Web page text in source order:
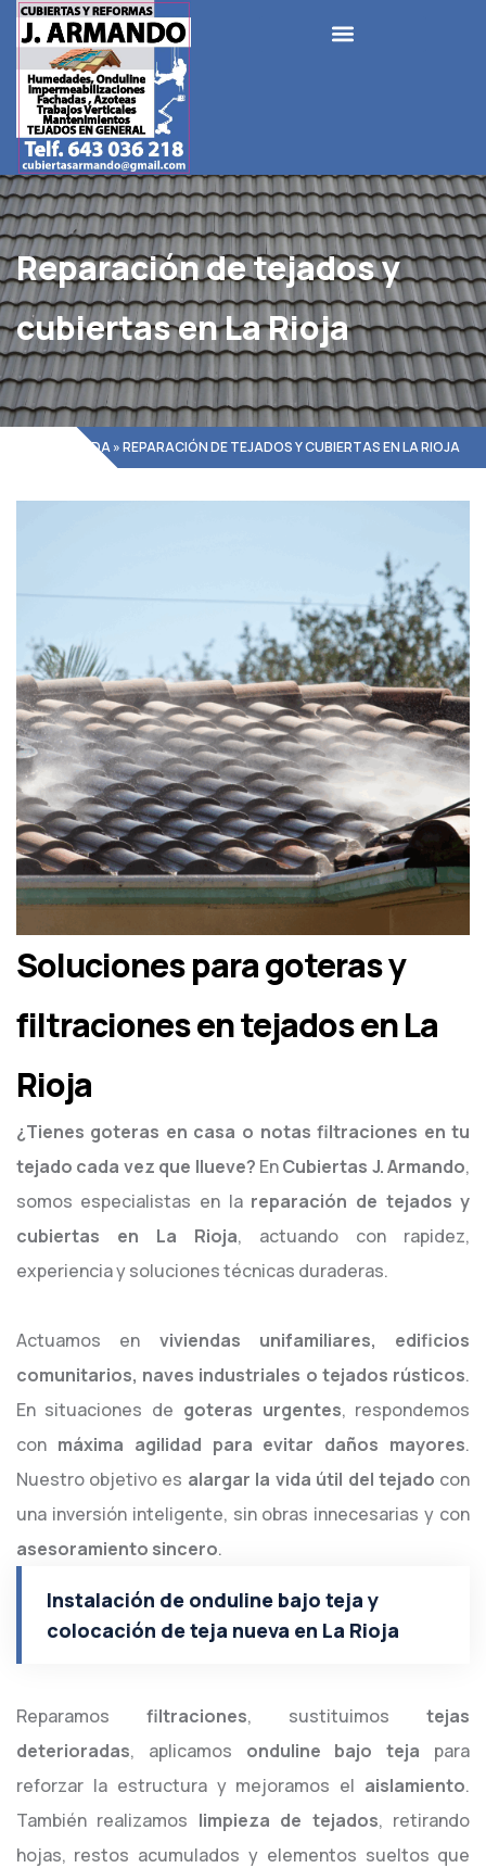
contenido
Reparación de tejados y
cubiertas en La Rioja
PORTADA»REPARACIÓN DE TEJADOS Y CUBIERTAS EN LA RIOJA
Soluciones para goteras y
filtraciones en tejados en La
Rioja
¿Tienes goteras en casa o notas filtraciones en tu
tejado cada vez que llueve? EnCubiertas J. Armando,
somos especialistas en la reparación de tejados y
cubiertas en La Rioja, actuando con rapidez,
experiencia y soluciones técnicas duraderas.
Actuamos en viviendas unifamiliares, edificios
comunitarios, naves industriales o tejados rústicos.
En situaciones de goteras urgentes, respondemos
con máxima agilidad para evitar daños mayores.
Nuestro objetivo es alargar la vida útil del tejado con
una inversión inteligente, sin obras innecesarias y con
asesoramiento sincero.
Instalación de onduline bajo teja y
colocación de teja nueva en La Rioja
Reparamos filtraciones, sustituimostejas
deterioradas, aplicamos onduline bajo teja para
reforzar la estructura y mejoramos el aislamiento.
También realizamos limpieza de tejados, retirando
hojas, restos acumulados y elementos sueltos que